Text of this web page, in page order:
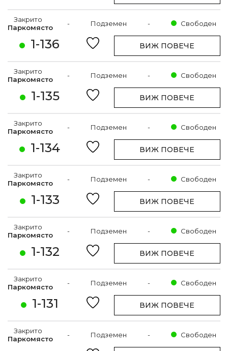
1-136
Закрито
Паркомясто
- Подземен - Свободен
ВИЖ ПОВЕЧЕ
1-135
Закрито
Паркомясто
- Подземен - Свободен
ВИЖ ПОВЕЧЕ
1-134
Закрито
Паркомясто
- Подземен - Свободен
ВИЖ ПОВЕЧЕ
1-133
Закрито
Паркомясто
- Подземен - Свободен
ВИЖ ПОВЕЧЕ
1-132
Закрито
Паркомясто
- Подземен - Свободен
ВИЖ ПОВЕЧЕ
1-131
Закрито
Паркомясто
- Подземен - Свободен
ВИЖ ПОВЕЧЕ
Закрито
Паркомясто
- Подземен - Свободен